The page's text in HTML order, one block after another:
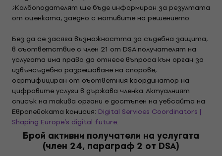
Жалбоподателят ще бъде информиран за резултата
от оценката, заедно с мотивите на решението.
Без да се засяга възможността за съдебна защита,
в съответствие с член 21 от DSA получателят на
услугата има право да отнесе въпроса към орган за
извънсъдебно разрешаване на спорове,
сертифициран от съответния координатор на
цифровите услуги в държава членка. Актуалният
списък на такива органи е достъпен на уебсайта на
Европейската комисия: Digital Services Coordinators |
Shaping Europe’s digital future.
Брой активни получатели на услугата
(член 24, параграф 2 от DSA)